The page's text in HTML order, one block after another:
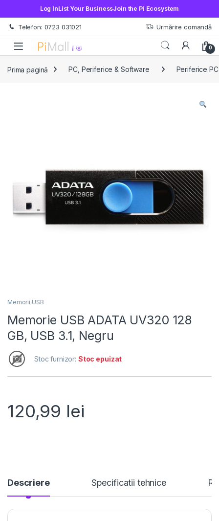
Log InList Your BusinessJoin the Pi Ecosystem
Treci la navigare
Sări la conținut
Telefon: 0723 031021 Urmărire comandă
Open 0
Prima pagină PC, Periferice & Software Periferice PC
Memorii USB
Memorie USB ADATA UV320 128
GB, USB 3.1, Negru
Stoc furnizor: Stoc epuizat
120,99 lei
Descriere Specificatii tehnice